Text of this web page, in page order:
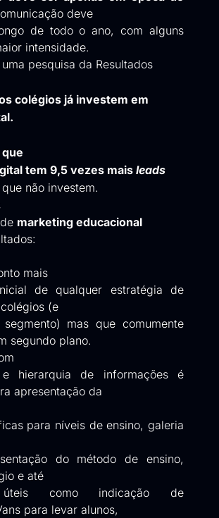
deve
de todo o ano, com alguns
intensidade.
pesquisa da Resultados
colégios já investem em
tem 9,5 vezes mais leads
não investem.
marketing educacional
mais
de qualquer estratégia de
(e
mas que comumente
segundo plano.
hierarquia de informaçõesé
apresentação da
para níveis de ensino, galeria
do método de ensino,
e até
úteis como indicação de
para levar alunos,